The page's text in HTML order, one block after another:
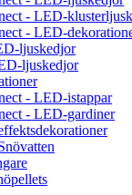
- LED-
- LED-
ljuskedjor
ljuskedjor
- LED-istappar
- LED-gardiner